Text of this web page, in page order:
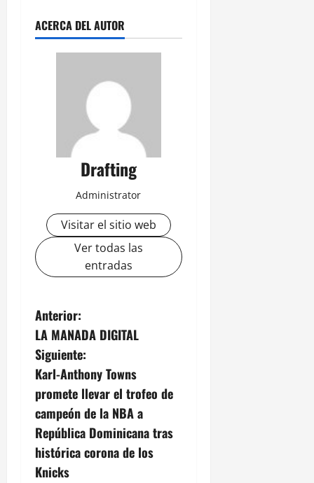
ACERCA DEL AUTOR
Drafting
Administrator
Visitar el sitio web
Ver todas las
entradas
N
a
v
e
g
a
Anterior:
LA MANADA DIGITAL
Siguiente:
Karl-Anthony Towns
promete llevar el trofeo de
campeón de la NBA a
República Dominicana tras
histórica corona de los
Knicks